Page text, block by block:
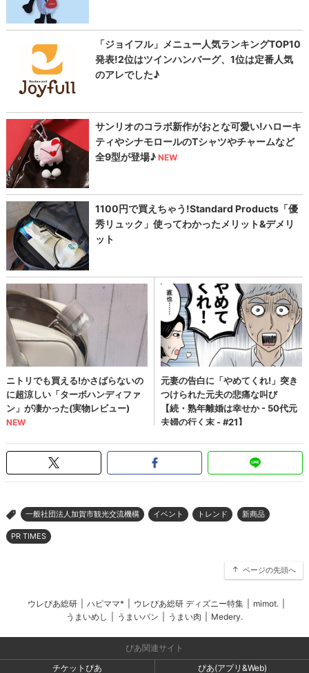
> 一般社団法人加賀市観光交流機構 イベント トレンド 新商品
PR TIMES
ページの先頭へ
ウレぴあ総研 ハピママ* ウレぴあ総研 ディズニー特集 mimot.
うまいめし
うまいパン うまい肉 Medery.
ぴあ関連サイト
チケットぴあ
ぴあ(アプリ&Web)